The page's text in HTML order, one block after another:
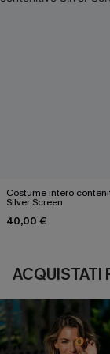
Costume intero
Silver Screen
40,00 €
ACQUISTATI